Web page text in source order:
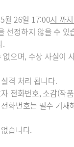
월 26일 17:00시 까
선정하지 않을 수 있
.
으며, 수상 사실이
격 처리 됩니다.
전화번호, 소감(작
화번호는 필수 기재
습니다.